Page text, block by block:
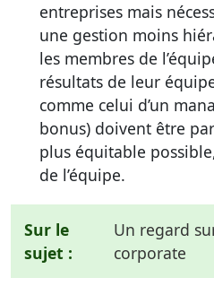
entreprises mais
une gestion moins
les membres de
résultats de leur
comme celui d’un
bonus) doivent être
plus équitable
de l’équipe.
Sur le
sujet :
Un regard
corporate